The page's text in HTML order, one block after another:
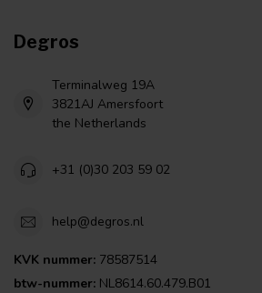
Degros
Terminalweg 19A
3821AJ Amersfoort
the Netherlands
+31 (0)30 203 59 02
help@degros.nl
KVK nummer: 78587514
btw-nummer: NL8614.60.479.B01